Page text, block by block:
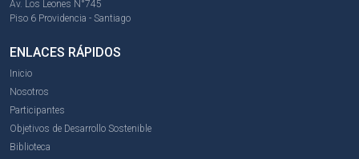
Av. Los Leones N°745
Piso 6 Providencia - Santiago
ENLACES RÁPIDOS
Inicio
Nosotros
Participantes
Objetivos de Desarrollo Sostenible
Biblioteca